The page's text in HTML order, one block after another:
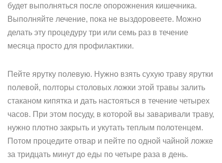
будет выполняться после опорожнения кишечника.
Выполняйте лечение, пока не выздоровеете. Можно
делать эту процедуру три или семь раз в течение
месяца просто для профилактики.
Пейте ярутку полевую. Нужно взять сухую траву ярутки
полевой, полторы столовых ложки этой травы залить
стаканом кипятка и дать настояться в течение четырех
часов. При этом посуду, в которой вы заваривали траву,
нужно плотно закрыть и укутать теплым полотенцем.
Потом процедите отвар и пейте по одной чайной ложке
за тридцать минут до еды по четыре раза в день.